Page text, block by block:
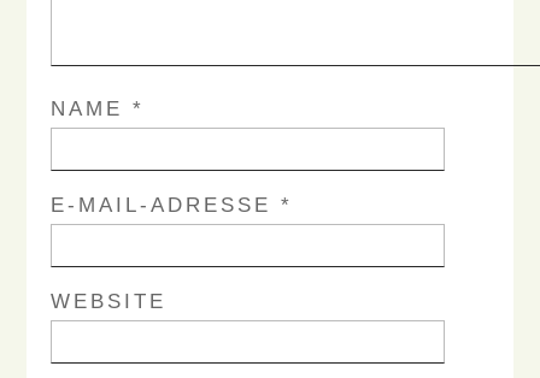
NAME*
E-MAIL-ADRESSE*
WEBSITE